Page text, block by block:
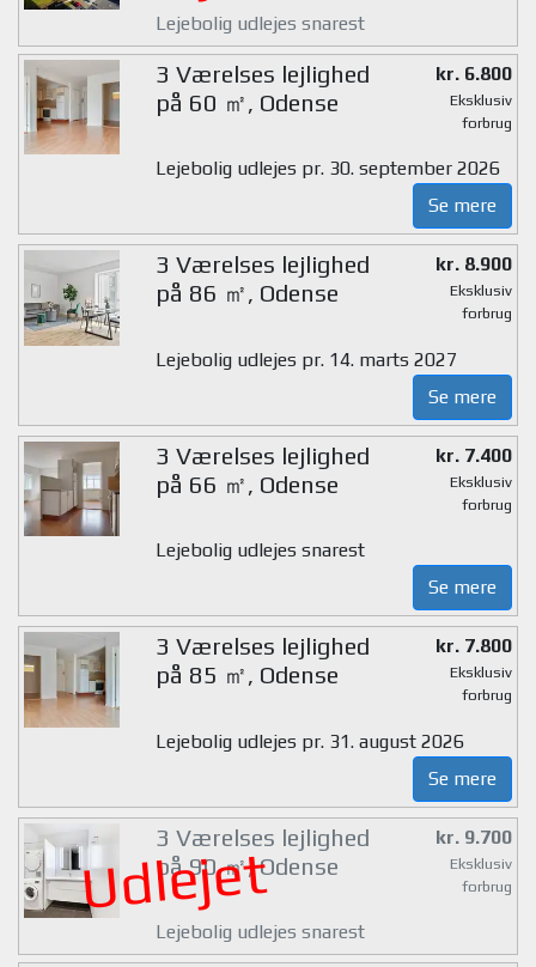
Lejebolig udlejes snarest
3 Værelses lejlighed
på 60 ㎡, Odense
kr. 6.800
Eksklusiv
forbrug
Lejebolig udlejes pr. 30. september 2026
Se mere
3 Værelses lejlighed
på 86 ㎡, Odense
kr. 8.900
Eksklusiv
forbrug
Lejebolig udlejes pr. 14. marts 2027
Se mere
3 Værelses lejlighed
på 66 ㎡, Odense
kr. 7.400
Eksklusiv
forbrug
Lejebolig udlejes snarest
Se mere
3 Værelses lejlighed
på 85 ㎡, Odense
kr. 7.800
Eksklusiv
forbrug
Lejebolig udlejes pr. 31. august 2026
Se mere
Udlejet
3 Værelses lejlighed
på 90 ㎡, Odense
kr. 9.700
Eksklusiv
forbrug
Lejebolig udlejes snarest